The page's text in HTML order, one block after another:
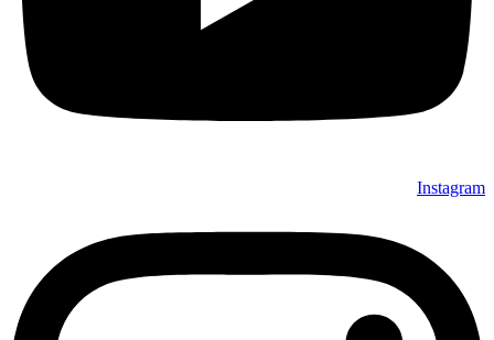
Instagram